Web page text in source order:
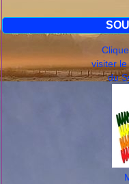
visiter
du